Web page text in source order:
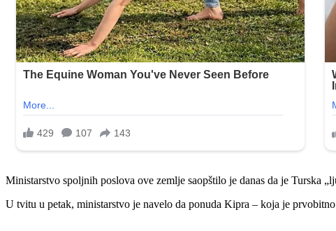
Ministarstvo spoljnih poslova ove zemlje saopštilo je danas da je Turska
U tvitu u petak, ministarstvo je navelo da ponuda Kipra – koja je